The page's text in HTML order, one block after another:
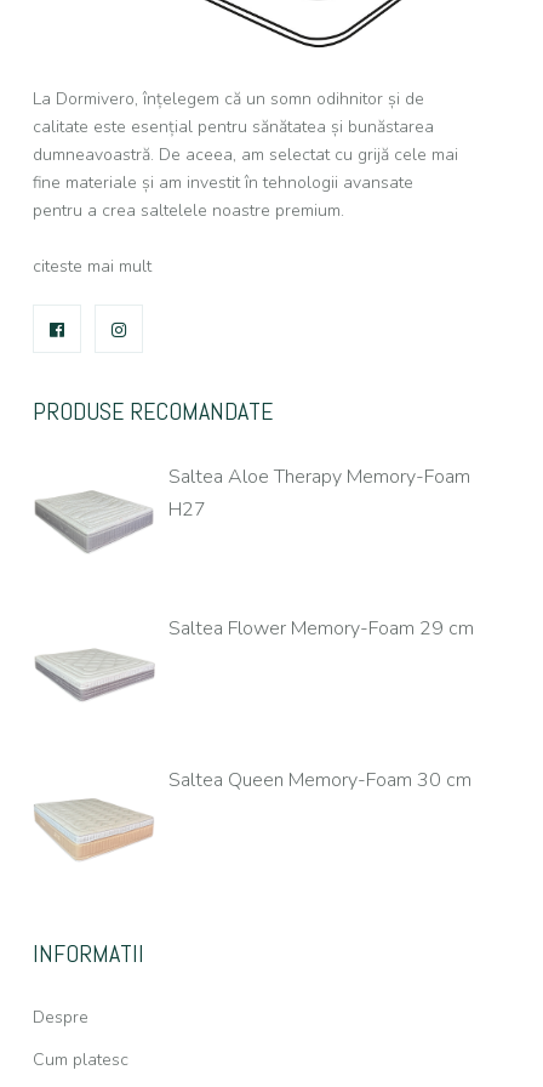
La Dormivero, înțelegem că un somn odihnitor și de
calitate este esențial pentru sănătatea și bunăstarea
dumneavoastră. De aceea, am selectat cu grijă cele mai
fine materiale și am investit în tehnologii avansate
pentru a crea saltelele noastre premium.
citeste mai mult
FACEBOOK
PRODUSE RECOMANDATE
Saltea Aloe Therapy Memory-Foam
H27
Saltea Flower Memory-Foam 29 cm
Saltea Queen Memory-Foam 30 cm
INFORMATII
Despre
Cum platesc